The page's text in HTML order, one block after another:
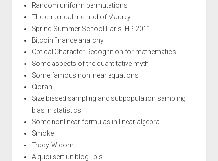
Random uniform permutations
The empirical method of Maurey
Spring-Summer School Paris IHP 2011
Bitcoin finance anarchy
Optical Character Recognition for mathematics
Some aspects of the quantitative myth
Some famous nonlinear equations
Cioran
Size biased sampling and subpopulation sampling
bias in statistics
Some nonlinear formulas in linear algebra
Smoke
Tracy-Widom
A quoi sert un blog - bis